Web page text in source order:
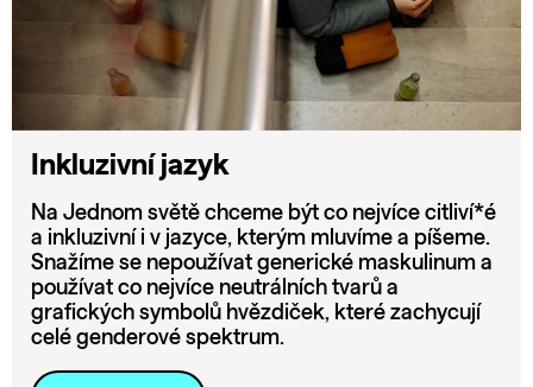
Inkluzivní jazyk
Na Jednom světě chceme být co nejvíce citliví*é
a inkluzivní i v jazyce, kterým mluvíme a píšeme.
Snažíme se nepoužívat generické maskulinum a
používat co nejvíce neutrálních tvarů a
grafických symbolů hvězdiček, které zachycují
celé genderové spektrum.